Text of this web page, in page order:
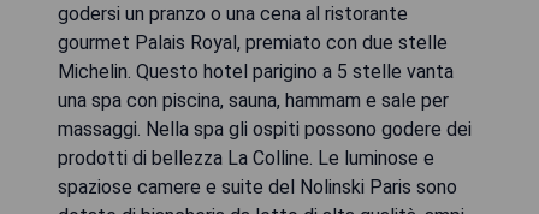
godersi un pranzo o una cena al ristorante
gourmet Palais Royal, premiato con due stelle
Michelin. Questo hotel parigino a 5 stelle vanta
una spa con piscina, sauna, hammam e sale per
massaggi. Nella spa gli ospiti possono godere dei
prodotti di bellezza La Colline. Le luminose e
spaziose camere e suite del Nolinski Paris sono